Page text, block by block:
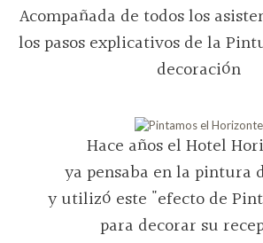
Acompañada de todos los
los pasos explicativos de la
decoración
Hace años el Hotel
ya pensaba en la pintura
y utilizó este "efecto de
para decorar su